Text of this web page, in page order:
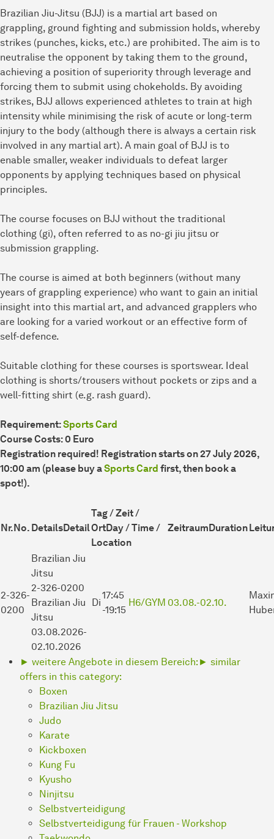
Brazilian Jiu-Jitsu (BJJ) is a martial art based on
grappling, ground fighting and submission holds, whereby
strikes (punches, kicks, etc.) are prohibited. The aim is to
neutralise the opponent by taking them to the ground,
achieving a position of superiority through leverage and
forcing them to submit using chokeholds. By avoiding
strikes, BJJ allows experienced athletes to train at high
intensity while minimising the risk of acute or long-term
injury to the body (although there is always a certain risk
involved in any martial art). A main goal of BJJ is to
enable smaller, weaker individuals to defeat larger
opponents by applying techniques based on physical
principles.
The course focuses on BJJ without the traditional
clothing (gi), often referred to as no-gi jiu jitsu or
submission grappling.
The course is aimed at both beginners (without many
years of grappling experience) who want to gain an initial
insight into this martial art, and advanced grapplers who
are looking for a varied workout or an effective form of
self-defence.
Suitable clothing for these courses is sportswear. Ideal
clothing is shorts/trousers without pockets or zips and a
well-fitting shirt (e.g. rash guard).
Requirement:Sports Card
Course Costs: 0 Euro
Registration required! Registration starts on 27 July 2026,
10:00 am (please buy aSports Card first, then book a
spot!).
Nr.No. DetailsDetail
Tag / Zeit /
OrtDay / Time /
Location
ZeitraumDuration
2-326-
0200
Brazilian Jiu
Jitsu
2-326-0200
Brazilian Jiu
Jitsu
03.08.2026-
02.10.2026
Di
17:45
-19:15
H6/GYM 03.08.-02.10.
► weitere Angebote in diesem Bereich: ► similar
offers in this category:
Boxen
Brazilian Jiu Jitsu
Judo
Karate
Kickboxen
Kung Fu
Kyusho
Ninjitsu
Selbstverteidigung
Selbstverteidigung für Frauen - Workshop